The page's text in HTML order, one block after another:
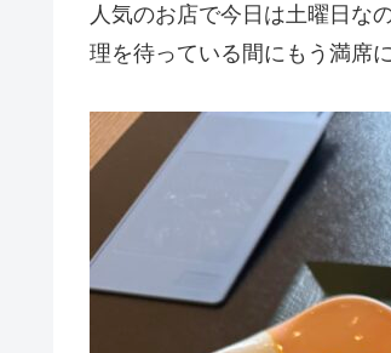
人気のお店で今日は土曜日な
理を待っている間にもう満席